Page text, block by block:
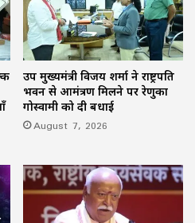
उप मुख्यमंत्री विजय शर्मा ने राष्ट्रपति
भवन से आमंत्रण मिलने पर रेणुका
गोस्वामी को दी बधाई
August 7, 2026